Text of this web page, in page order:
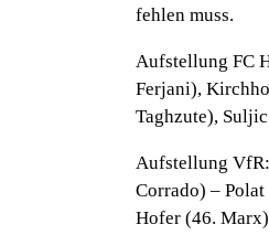
fehlen muss.
Aufstellung FC
Ferjani),
Taghzute),
Aufstellung
Corrado) –
Hofer (46.